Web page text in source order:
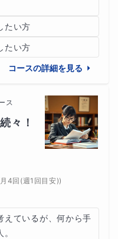
たい方
たい方
コースの詳細を見る
ス
々！
月4回(週1回目安))
えているが、何から手